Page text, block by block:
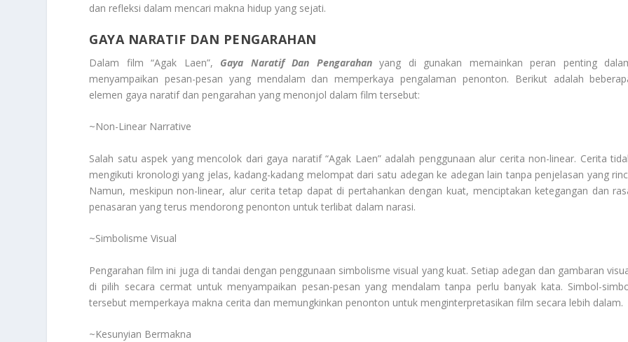
dan refleksi dalam mencari makna hidup yang sejati.
GAYA NARATIF DAN PENGARAHAN
Dalam film “Agak Laen”, Gaya Naratif Dan Pengarahanyang di gunakan memainkan peran penting
menyampaikan pesan-pesan yang mendalam dan memperkaya pengalaman penonton. Berikut adalah
elemen gaya naratif dan pengarahan yang menonjol dalam film tersebut:
~Non-Linear Narrative
Salah satu aspek yang mencolok dari gaya naratif “Agak Laen” adalah penggunaan alur cerita non-linear. Cerita
mengikuti kronologi yang jelas, kadang-kadang melompat dari satu adegan ke adegan lain tanpa penjelasan yang
Namun, meskipun non-linear, alur cerita tetap dapat di pertahankan dengan kuat, menciptakan ketegangan dan
penasaran yang terus mendorong penonton untuk terlibat dalam narasi.
~Simbolisme Visual
Pengarahan film ini juga di tandai dengan penggunaan simbolisme visual yang kuat. Setiap adegan dan gambaran
di pilih secara cermat untuk menyampaikan pesan-pesan yang mendalam tanpa perlu banyak kata. Simbol-
tersebut memperkaya makna cerita dan memungkinkan penonton untuk menginterpretasikan film secara lebih dalam.
~Kesunyian Bermakna